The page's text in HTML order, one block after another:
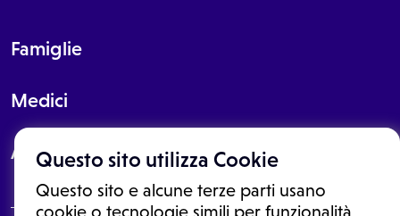
Questo sito utilizza Cookie
Questo sito e alcune terze parti usano
cookie o tecnologie simili per funzionalità
Famiglie
Medici
About